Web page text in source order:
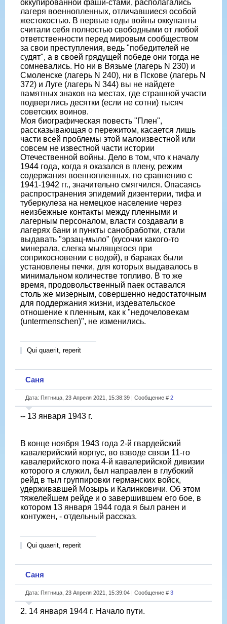
оккупированной фаши-стами, располагались
лагеря военнопленных, отличавшиеся особой
жестокостью. В первые годы войны оккупанты
считали себя полностью свободными от любой
ответственности перед мировым сообществом
за свои преступления, ведь "победителей не
судят", а в своей грядущей победе они тогда не
сомневались. Но ни в Вязьме (лагерь N 230) и
Смоленске (лагерь N 240), ни в Пскове (лагерь N
372) и Луге (лагерь N 344) вы не найдете
памятных знаков на местах, где страшной участи
подверглись десятки (если не сотни) тысяч
советских воинов.
Моя биографическая повесть "Плен",
рассказывающая о пережитом, касается лишь
части всей проблемы этой малоизвестной или
совсем не известной части истории
Отечественной войны. Дело в том, что к началу
1944 года, когда я оказался в плену, режим
содержания военнопленных, по сравнению с
1941-1942 гг., значительно смягчился. Опасаясь
распространения эпидемий дизентерии, тифа и
туберкулеза на немецкое население через
неизбежные контакты между пленными и
лагерным персоналом, власти создавали в
лагерях бани и пункты санобработки, стали
выдавать "эрзац-мыло" (кусочки какого-то
минерала, слегка мылящегося при
соприкосновении с водой), в бараках были
установлены печки, для которых выдавалось в
минимальном количестве топливо. В то же
время, продовольственный паек оставался
столь же мизерным, совершенно недостаточным
для поддержания жизни, издевательское
отношение к пленным, как к "недочеловекам
(untermenschen)", не изменились.
Qui quaerit, reperit
Саня
Дата: Пятница, 23 Апреля 2021, 15:38:39 | Сообщение # 2
-- 13 января 1943 г.
В конце ноября 1943 года 2-й гвардейский
кавалерийский корпус, во взводе связи 11-го
кавалерийского пока 4-й кавалерийской дивизии
которого я служил, был направлен в глубокий
рейд в тыл группировки германских войск,
удерживавшей Мозырь и Калинковичи. Об этом
тяжелейшем рейде и о завершившем его бое, в
котором 13 января 1944 года я был ранен и
контужен, - отдельный рассказ.
Qui quaerit, reperit
Саня
Дата: Пятница, 23 Апреля 2021, 15:39:04 | Сообщение # 3
2. 14 января 1944 г. Начало пути.